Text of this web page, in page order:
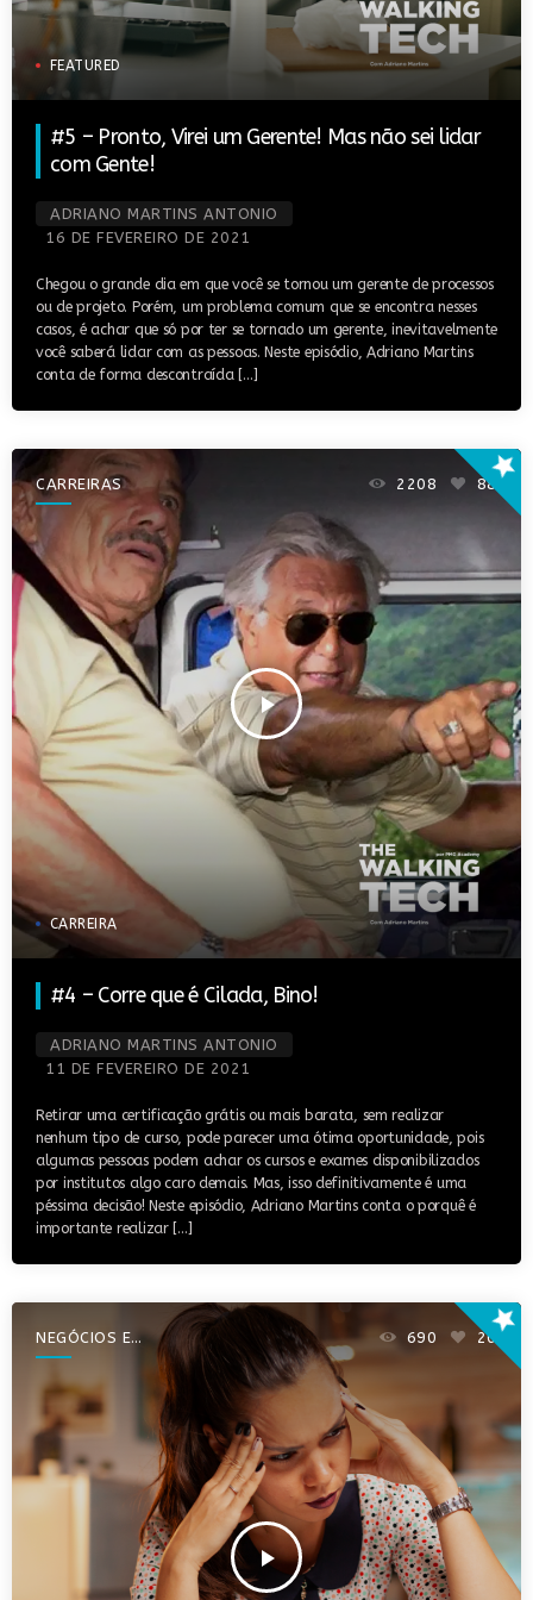
FEATURED
#5 – Pronto, Virei um Gerente! Mas não sei lidar
com Gente!
ADRIANO MARTINS ANTONIO
16 DE FEVEREIRO DE 2021
Chegou o grande dia em que você se tornou um gerente de processos
ou de projeto. Porém, um problema comum que se encontra nesses
casos, é achar que só por ter se tornado um gerente, inevitavelmente
você saberá lidar com as pessoas. Neste episódio, Adriano Martins
conta de forma descontraída […]
CARREIRAS
play_arrow
2208 88
CARREIRA
star
#4 – Corre que é Cilada, Bino!
ADRIANO MARTINS ANTONIO
11 DE FEVEREIRO DE 2021
Retirar uma certificação grátis ou mais barata, sem realizar
nenhum tipo de curso, pode parecer uma ótima oportunidade, pois
algumas pessoas podem achar os cursos e exames disponibilizados
por institutos algo caro demais. Mas, isso definitivamente é uma
péssima decisão! Neste episódio, Adriano Martins conta o porquê é
importante realizar […]
NEGÓCIOS E
EMPREENDEDORISMO
play_arrow
690 20star